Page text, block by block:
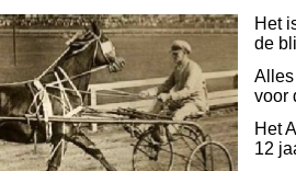
Het
de
voor
Het
12